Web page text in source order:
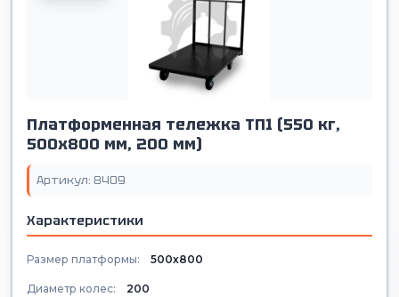
Платформенная тележка ТП1 (550 кг,
500х800 мм, 200 мм)
Артикул: 8409
Характеристики
Размер платформы: 500х800
Диаметр колес: 200